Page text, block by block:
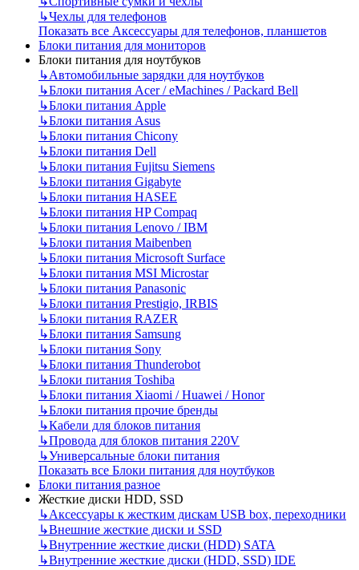
↳Чехлы для телефонов
Показать все Аксессуары для телефонов, планшетов
Блоки питания для мониторов
Блоки питания для ноутбуков
↳Автомобильные зарядки для ноутбуков
↳Блоки питания Acer / eMachines / Packard Bell
↳Блоки питания Apple
↳Блоки питания Asus
↳Блоки питания Chicony
↳Блоки питания Dell
↳Блоки питания Fujitsu Siemens
↳Блоки питания Gigabyte
↳Блоки питания HASEE
↳Блоки питания HP Compaq
↳Блоки питания Lenovo / IBM
↳Блоки питания Maibenben
↳Блоки питания Microsoft Surface
↳Блоки питания MSI Microstar
↳Блоки питания Panasonic
↳Блоки питания Prestigio, IRBIS
↳Блоки питания RAZER
↳Блоки питания Samsung
↳Блоки питания Sony
↳Блоки питания Thunderobot
↳Блоки питания Toshiba
↳Блоки питания Xiaomi / Huawei / Honor
↳Блоки питания прочие бренды
↳Кабели для блоков питания
↳Провода для блоков питания 220V
↳Универсальные блоки питания
Показать все Блоки питания для ноутбуков
Блоки питания разное
Жесткие диски HDD, SSD
↳Аксессуары к жестким дискам USB box, переходники
↳Внешние жесткие диски и SSD
↳Внутренние жесткие диски (HDD) SATA
↳Внутренние жесткие диски (HDD, SSD) IDE